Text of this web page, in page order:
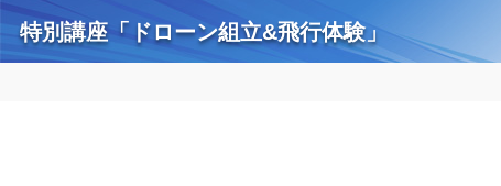
特別講座「ドローン組立&飛行体験」